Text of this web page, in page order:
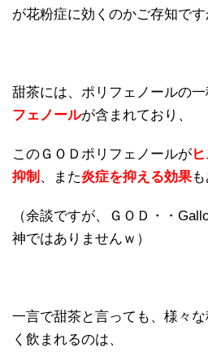
が花粉症に効くのかご存知です
甜茶には、ポリフェノールの一
フェノールが含まれており、
このＧＯＤポリフェノールが
抑制 、また炎症を抑える効果
（余談ですが、ＧＯＤ・・
神ではありませんｗ）
一言で甜茶と言っても、様々
く飲まれるのは、